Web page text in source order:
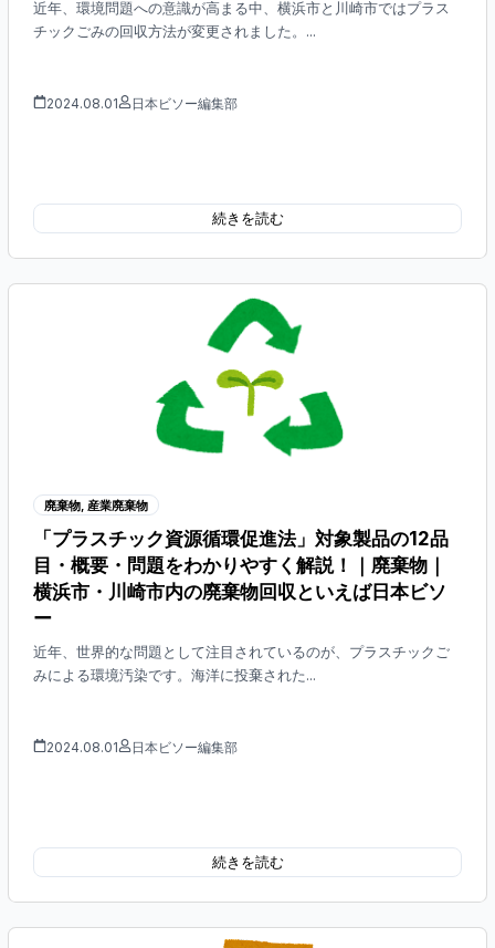
近年、環境問題への意識が高まる中、横浜市と川崎市ではプラス
チックごみの回収方法が変更されました。...
2024.08.01 日本ビソー編集部
続きを読む
廃棄物 産業廃棄物
「プラスチック資源循環促進法」対象製品の12品
目・概要・問題をわかりやすく解説！｜廃棄物｜
横浜市・川崎市内の廃棄物回収といえば日本ビソ
ー
近年、世界的な問題として注目されているのが、プラスチックご
みによる環境汚染です。海洋に投棄された...
2024.08.01 日本ビソー編集部
続きを読む